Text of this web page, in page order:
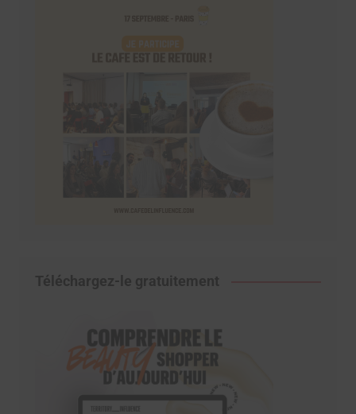
Téléchargez-le gratuitement